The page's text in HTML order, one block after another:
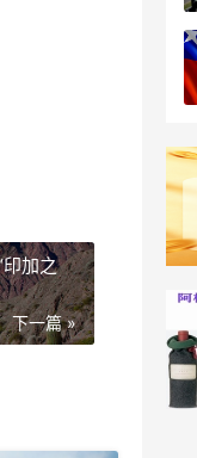
加之
下一篇 »